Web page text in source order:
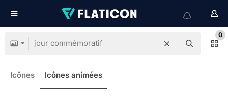
0
Icônes Icônes animées